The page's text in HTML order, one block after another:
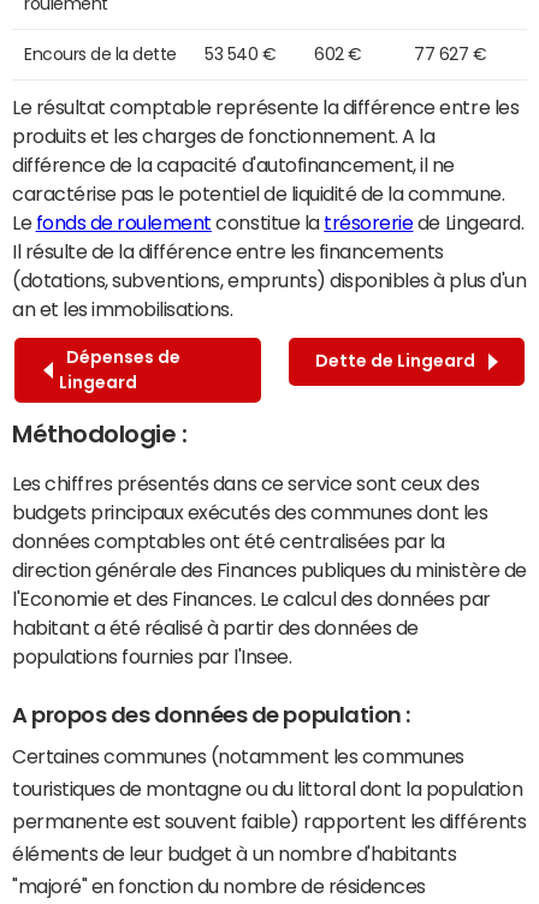
Encours de la dette 53 540 € 602 € 77 627 €
Le résultat comptable représente la différence entre les
produits et les charges de fonctionnement. A la
différence de la capacité d'autofinancement, il ne
caractérise pas le potentiel de liquidité de la commune.
Le fonds de roulement constitue la trésoreriede Lingeard.
Il résulte de la différence entre les financements
(dotations, subventions, emprunts) disponibles à plus d'un
an et les immobilisations.
Dépenses de
Lingeard
Dette de Lingeard
Méthodologie :
Les chiffres présentés dans ce service sont ceux des
budgets principaux exécutés des communes dont les
données comptables ont été centralisées par la
direction générale des Finances publiques du ministère de
l'Economie et des Finances. Le calcul des données par
habitant a été réalisé à partir des données de
populations fournies par l'Insee.
A propos des données de population :
Certaines communes (notamment les communes
touristiques de montagne ou du littoral dont la population
permanente est souvent faible) rapportent les différents
éléments de leur budget à un nombre d'habitants
"majoré" en fonction du nombre de résidences